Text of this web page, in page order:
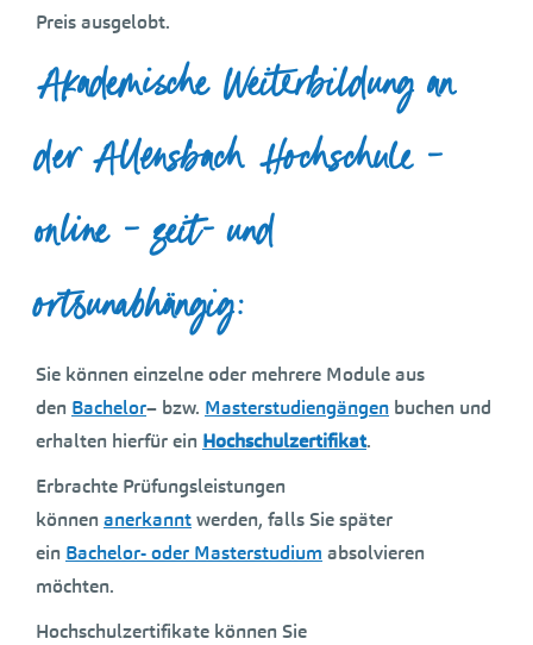
Preis ausgelobt.
Akademische Weiterbildung an
der Allensbach Hochschule –
online – zeit- und
ortsunabhängig:
Sie können einzelne oder mehrere Module aus
den Bachelor– bzw. Masterstudiengängen buchen und
erhalten hierfür ein Hochschulzertifikat.
Erbrachte Prüfungsleistungen
können anerkanntwerden, falls Sie später
ein Bachelor- oder Masterstudium absolvieren
möchten.
Hochschulzertifikate können Sie